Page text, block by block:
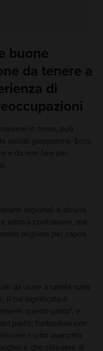
buone
da tenere a
di
in treno, può
sociali giapponesi. Ecco
e da non fare per
regionali e alcune
adito a confusione, ma
migliore per capire
da usare a tavola sono
il cui significato è
questo pasto", e
pasto, traducibile con
il cibo avanzato
e che chiedere di